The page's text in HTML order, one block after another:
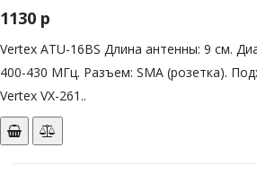
1130 р
Vertex ATU-16BS Длина антенны: 9 см.
400-430 МГц. Разъем: SMA (розетка).
Vertex VX-261..